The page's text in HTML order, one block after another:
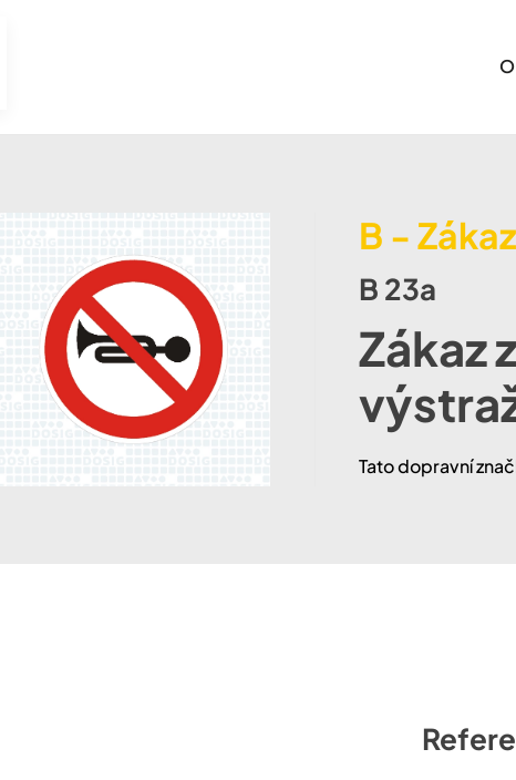
B -
B 23a
Zákaz
Tato dopravní